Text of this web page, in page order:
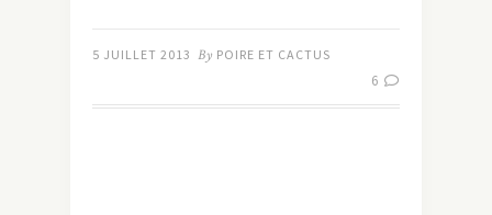
5 JUILLET 2013 By POIRE ET CACTUS
6